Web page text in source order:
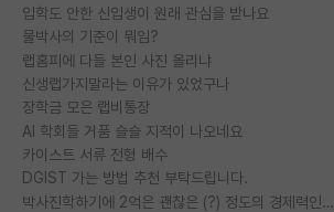
입학도 안한 신입생이 원래 관심을 받나요
물박사의 기준이 뭐임?
랩홈피에 다들 본인 사진 올리냐
신생랩가지말라는 이유가 있었구나
장학금 모은 랩비통장
AI 학회들 거품 슬슬 지적이 나오네요
카이스트 서류 전형 배수
DGIST 가는 방법 추천 부탁드립니다.
박사진학하기에 2억은 괜찮은 (?) 정도의 경제력인가요